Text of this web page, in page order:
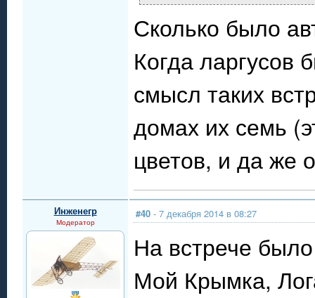
Сколько было
Когда ларгусов
смысл таких
домах их семь
цветов, и да же
Инженегр
Модератор
#40 - 7 декабря 2014 в 08:27
На встрече
Мой Крымка,